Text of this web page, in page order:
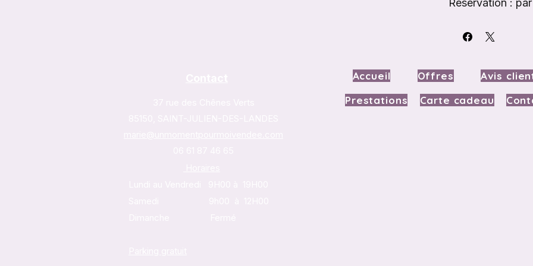
Réservation :
/ De la part de /
échangeable
Accueil Offres Avis
Prestations
Carte cadeau